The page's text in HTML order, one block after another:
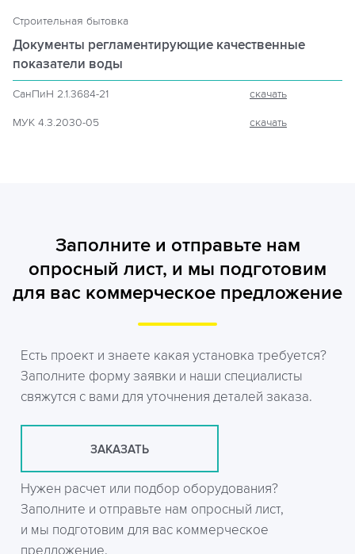
Строительная бытовка
Документы регламентирующие качественные
показатели воды
СанПиН 2.1.3684-21 скачать
МУК 4.3.2030-05 скачать
Заполните и отправьте нам
опросный лист, и мы подготовим
для вас коммерческое предложение
Есть проект и знаете какая установка требуется?
Заполните форму заявки и наши специалисты
свяжутся с вами для уточнения деталей заказа.
ЗАКАЗАТЬ
Нужен расчет или подбор оборудования?
Заполните и отправьте нам опросный лист,
и мы подготовим для вас коммерческое
предложение.